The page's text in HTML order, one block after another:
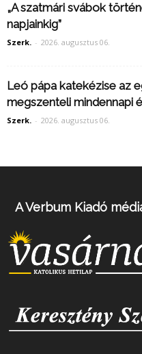
„A szatmári svábok
napjainkig”
Szerk. - 2026. augusztus 06.
Leó pápa katekézise az
megszenteli mindennapi
Szerk. - 2026. augusztus 06.
A Verbum Kiadó